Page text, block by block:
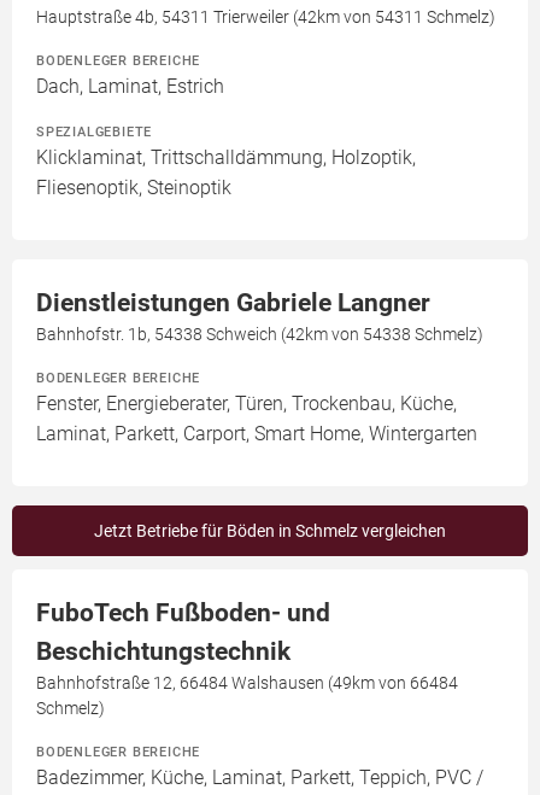
Hauptstraße 4b, 54311 Trierweiler (42km von 54311 Schmelz)
BODENLEGER BEREICHE
Dach, Laminat, Estrich
SPEZIALGEBIETE
Klicklaminat, Trittschalldämmung, Holzoptik,
Fliesenoptik, Steinoptik
Dienstleistungen Gabriele Langner
Bahnhofstr. 1b, 54338 Schweich (42km von 54338 Schmelz)
BODENLEGER BEREICHE
Fenster, Energieberater, Türen, Trockenbau, Küche,
Laminat, Parkett, Carport, Smart Home, Wintergarten
Jetzt Betriebe für Böden in Schmelz vergleichen
FuboTech Fußboden- und
Beschichtungstechnik
Bahnhofstraße 12, 66484 Walshausen (49km von 66484
Schmelz)
BODENLEGER BEREICHE
Badezimmer, Küche, Laminat, Parkett, Teppich, PVC /